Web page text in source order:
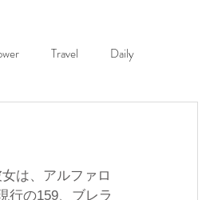
Travel Daily
は、アルファロ
行の159、ブレラ